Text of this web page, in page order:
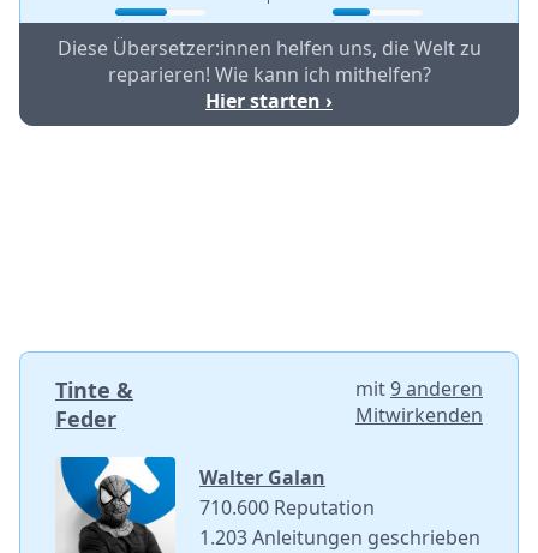
Diese Übersetzer:innen helfen uns, die Welt zu
reparieren! Wie kann ich mithelfen?
Hier starten ›
Tinte &
Feder
mit9 anderen
Mitwirkenden
Walter Galan
710.600 Reputation
1.203 Anleitungen geschrieben